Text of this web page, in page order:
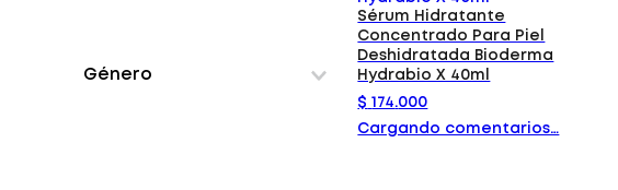
Género
Sérum Hidratante
Concentrado Para Piel
Deshidratada Bioderma
Hydrabio X 40ml
$ 174.000
Cargando comentarios…